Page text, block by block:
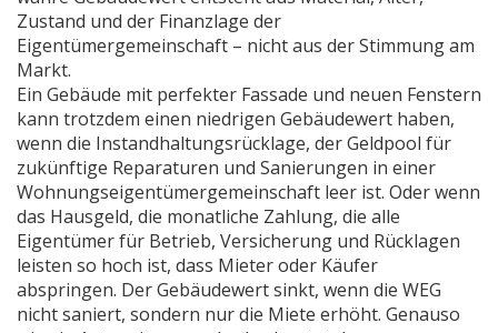
Zustand und der Finanzlage der
Eigentümergemeinschaft – nicht aus der Stimmung am
Markt.
Ein Gebäude mit perfekter Fassade und neuen Fenstern
kann trotzdem einen niedrigen Gebäudewert haben,
wenn die Instandhaltungsrücklage, der Geldpool für
zukünftige Reparaturen und Sanierungen in einer
Wohnungseigentümergemeinschaft leer ist. Oder wenn
das Hausgeld, die monatliche Zahlung, die alle
Eigentümer für Betrieb, Versicherung und Rücklagen
leisten so hoch ist, dass Mieter oder Käufer
abspringen. Der Gebäudewert sinkt, wenn die WEG
nicht saniert, sondern nur die Miete erhöht. Genauso